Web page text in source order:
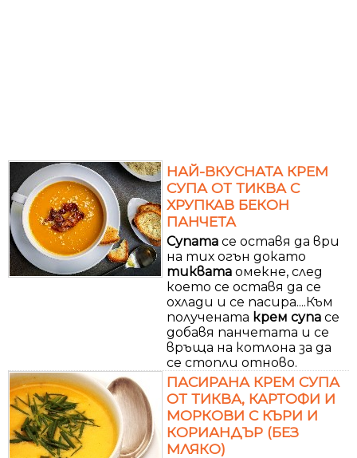
НАЙ-ВКУСНАТА КРЕМ
СУПА ОТ ТИКВА С
ХРУПКАВ БЕКОН
ПАНЧЕТА
Супата се оставя да ври
на тих огън докато
тиквата омекне, след
което се оставя да се
охлади и се пасира....Към
получената крем супа се
добавя панчетата и се
връща на котлона за да
се стопли отново.
ПАСИРАНА КРЕМ СУПА
ОТ ТИКВА, КАРТОФИ И
МОРКОВИ С КЪРИ И
КОРИАНДЪР (БЕЗ
МЛЯКО)